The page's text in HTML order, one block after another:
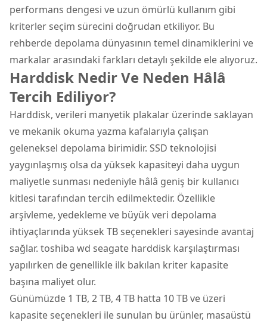
performans dengesi ve uzun ömürlü kullanım gibi
kriterler seçim sürecini doğrudan etkiliyor. Bu
rehberde depolama dünyasının temel dinamiklerini ve
markalar arasındaki farkları detaylı şekilde ele alıyoruz.
Harddisk Nedir Ve Neden Hâlâ
Tercih Ediliyor?
Harddisk, verileri manyetik plakalar üzerinde saklayan
ve mekanik okuma yazma kafalarıyla çalışan
geleneksel depolama birimidir. SSD teknolojisi
yaygınlaşmış olsa da yüksek kapasiteyi daha uygun
maliyetle sunması nedeniyle hâlâ geniş bir kullanıcı
kitlesi tarafından tercih edilmektedir. Özellikle
arşivleme, yedekleme ve büyük veri depolama
ihtiyaçlarında yüksek TB seçenekleri sayesinde avantaj
sağlar. toshiba wd seagate harddisk karşılaştırması
yapılırken de genellikle ilk bakılan kriter kapasite
başına maliyet olur.
Günümüzde 1 TB, 2 TB, 4 TB hatta 10 TB ve üzeri
kapasite seçenekleri ile sunulan bu ürünler, masaüstü